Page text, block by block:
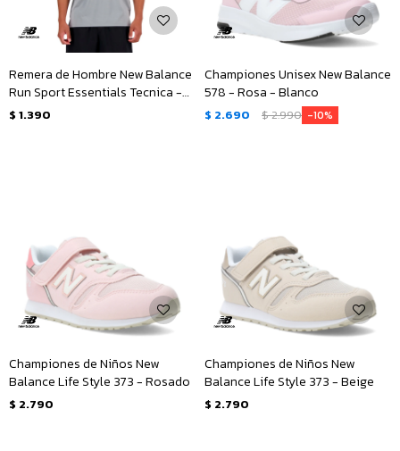
Remera de Hombre New Balance
Run Sport Essentials Tecnica -
Gris
$ 1.390
Championes Unisex New Balance
578 - Rosa - Blanco
$ 2.690 $2.990 10
Championes de Niños New
Balance Life Style 373 - Rosado
$ 2.790
Championes de Niños New
Balance Life Style 373 - Beige
$ 2.790